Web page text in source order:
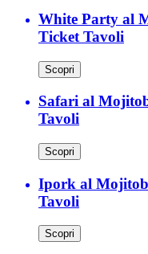
White Party al
Ticket Tavoli
Scopri
Safari al
Tavoli
Scopri
Ipork al
Tavoli
Scopri